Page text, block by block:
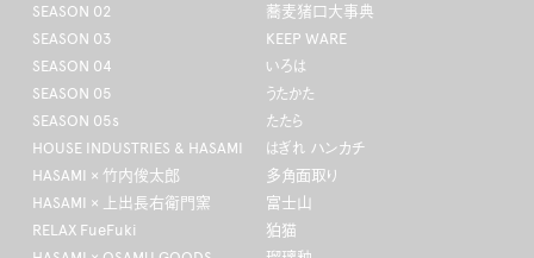
SEASON 02
SEASON 03
SEASON 04
SEASON 05
SEASON 05s
HOUSE INDUSTRIES & HASAMI
HASAMI × 竹内俊太郎
HASAMI × 上出長右衛門窯
RELAX FueFuki
蕎麦猪口大事典
KEEP WARE
いろは
うたかた
たたら
はぎれ ハンカチ
多角面取り
富士山
狛猫